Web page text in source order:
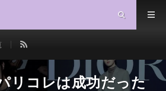
リコレは成功だった